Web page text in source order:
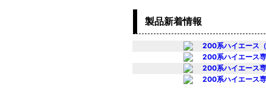
製品新着情報
200系ハイエース
200系ハイエース
200系ハイエース
200系ハイエース